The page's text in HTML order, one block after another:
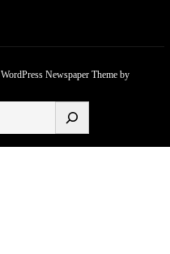
WordPress Newspaper Themeby